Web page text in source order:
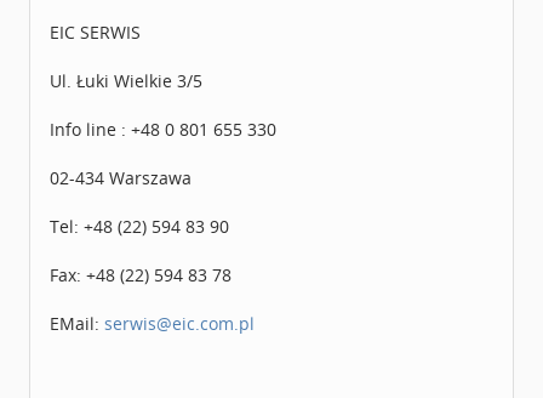
EIC SERWIS
Ul. Łuki Wielkie 3/5
Info line : +48 0 801 655 330
02-434 Warszawa
Tel: +48 (22) 594 83 90
Fax: +48 (22) 594 83 78
EMail: serwis@eic.com.pl